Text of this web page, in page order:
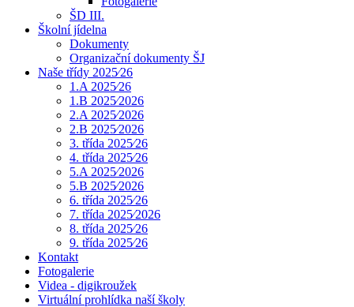
ŠD III.
Školní jídelna
Dokumenty
Organizační dokumenty ŠJ
Naše třídy 2025⁄26
1.A 2025⁄26
1.B 2025⁄2026
2.A 2025⁄2026
2.B 2025⁄2026
3. třída 2025⁄26
4. třída 2025⁄26
5.A 2025⁄2026
5.B 2025⁄2026
6. třída 2025⁄26
7. třída 2025⁄2026
8. třída 2025⁄26
9. třída 2025⁄26
Kontakt
Fotogalerie
Videa - digikroužek
Virtuální prohlídka naší školy